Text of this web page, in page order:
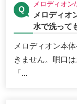
メロディオン
メロディオ
水で洗って
メロディオン本
きません。唄口
「...